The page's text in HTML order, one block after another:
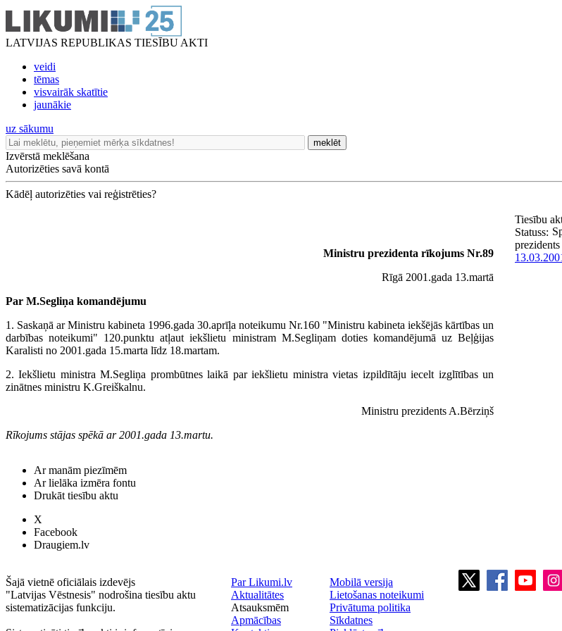
LATVIJAS REPUBLIKAS TIESĪBU AKTI
veidi
tēmas
visvairāk skatītie
jaunākie
uz sākumu
meklēt
Izvērstā meklēšana
Autorizēties savā kontā
Kādēļ autorizēties vai reģistrēties?
Ministru prezidenta rīkojums Nr.89
Rīgā 2001.gada 13.martā
Par M.Segliņa komandējumu
1. Saskaņā ar Ministru kabineta 1996.gada 30.aprīļa noteikumu Nr.160 "Ministru kabineta iekšējās kārtības un
darbības noteikumi" 120.punktu atļaut iekšlietu ministram M.Segliņam doties komandējumā uz Beļģijas
Karalisti no 2001.gada 15.marta līdz 18.martam.
2. Iekšlietu ministra M.Segliņa prombūtnes laikā par iekšlietu ministra vietas izpildītāju iecelt izglītības un
zinātnes ministru K.Greiškalnu.
Ministru prezidents A.Bērziņš
Rīkojums stājas spēkā ar 2001.gada 13.martu.
Tiesību
Statuss:
prezidents
Ar manām piezīmēm
Ar lielāka izmēra fontu
Drukāt tiesību aktu
X
Facebook
Draugiem.lv
Šajā vietnē oficiālais izdevējs
"Latvijas Vēstnesis" nodrošina tiesību aktu
sistematizācijas funkciju.
Par Likumi.lv
Aktualitātes
Atsauksmēm
Apmācības
Mobilā versija
Lietošanas noteikumi
Privātuma politika
Sīkdatnes